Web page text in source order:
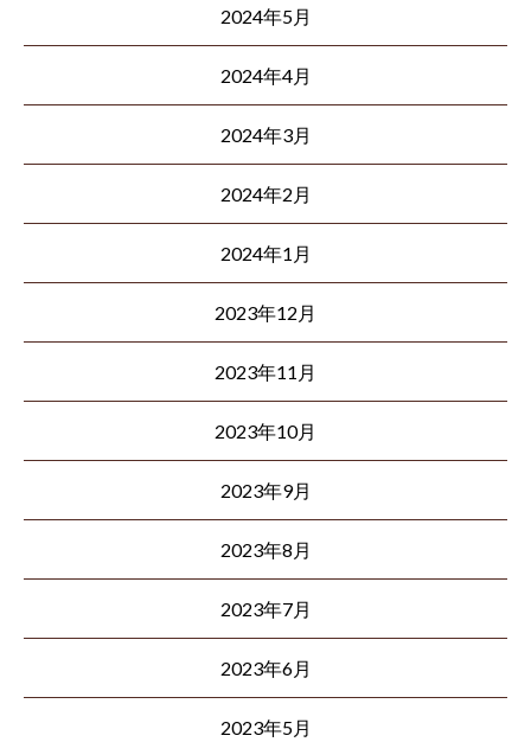
2024年5月
2024年4月
2024年3月
2024年2月
2024年1月
2023年12月
2023年11月
2023年10月
2023年9月
2023年8月
2023年7月
2023年6月
2023年5月